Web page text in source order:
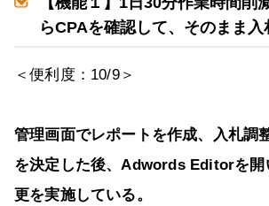
らCPAを確認して、そのまま入
＜便利度：10/9＞
管理画面でレポートを作成、入札調
を決定した後、Adwords Editorを開
更を実施している。